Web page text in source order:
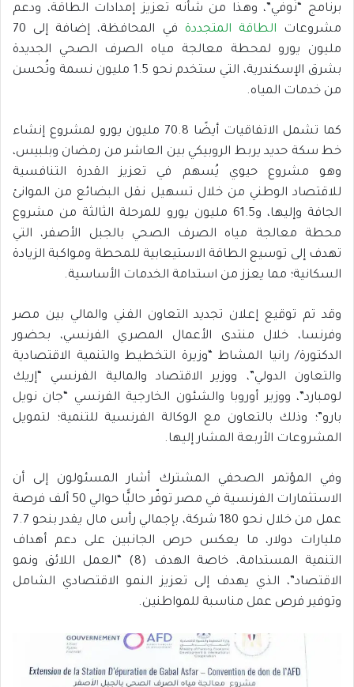
برنامج “نُوفّي”، وهذا من شأنه تعزيز إمدادات الطاقة، ودعم
مشروعات الطاقة المتجددة
في المحافظة، إضافة إلى 70
مليون يورو لمحطة معالجة مياه الصرف الصحي الجديدة
بشرق الإسكندرية، التي ستخدم نحو 1.5 مليون نسمة وتُحسن
من خدمات المياه.
كما تشمل الاتفاقيات أيضًا 70.8 مليون يورو لمشروع إنشاء
خط سكة حديد يربط الروبيكي بين العاشر من رمضان وبلبيس،
وهو مشروع حيوي يُسهم في تعزيز القدرة التنافسية
للاقتصاد الوطني من خلال تسهيل نقل البضائع من الموانئ
الجافة وإليها، و61.5 مليون يورو للمرحلة الثالثة من مشروع
محطة معالجة مياه الصرف الصحي بالجبل الأصفر، التي
تهدف إلى توسيع الطاقة الاستيعابية للمحطة ومواكبة الزيادة
السكانية؛ مما يعزز من استدامة الخدمات الأساسية.
وقد تم توقيع إعلان تجديد التعاون الفني والمالي بين مصر
وفرنسا، خلال منتدى الأعمال المصري الفرنسي، بحضور
الدكتورة/ رانيا المشاط “وزيرة التخطيط والتنمية الاقتصادية
والتعاون الدولي”، ووزير الاقتصاد والمالية الفرنسي “إريك
لومبارد”، ووزير أوروبا والشئون الخارجية الفرنسي “جان نويل
بارو”؛ وذلك بالتعاون مع الوكالة الفرنسية للتنمية؛ لتمويل
المشروعات الأربعة المشار إليها.
وفي المؤتمر الصحفي المشترك أشار المسئولون إلى أن
الاستثمارات الفرنسية في مصر توفّر حاليًّا حوالي 50 ألف فرصة
عمل من خلال نحو 180 شركة، بإجمالي رأس مال يقدر بنحو 7.7
مليارات دولار، ما يعكس حرص الجانبين على دعم أهداف
التنمية المستدامة، خاصة الهدف (8) “العمل اللائق ونمو
الاقتصاد”، الذي يهدف إلى تعزيز النمو الاقتصادي الشامل
وتوفير فرص عمل مناسبة للمواطنين.